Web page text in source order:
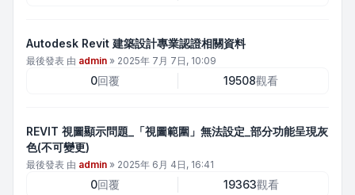
Autodesk Revit 建築設計專業認證相關資料
最後發表 由 admin » 2025年 7月 7日, 10:09
0回覆 19508觀看
REVIT 視圖顯示問題_「視圖範圍」無法設定_部分功能呈現灰
色(不可變更)
最後發表 由 admin » 2025年 6月 4日, 16:41
0回覆 19363觀看